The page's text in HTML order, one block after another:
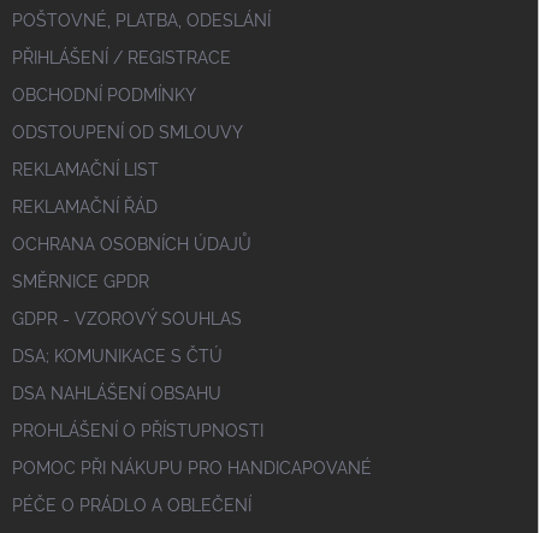
POŠTOVNÉ, PLATBA, ODESLÁNÍ
PŘIHLÁŠENÍ / REGISTRACE
OBCHODNÍ PODMÍNKY
ODSTOUPENÍ OD SMLOUVY
REKLAMAČNÍ LIST
REKLAMAČNÍ ŘÁD
OCHRANA OSOBNÍCH ÚDAJŮ
SMĚRNICE GPDR
GDPR - VZOROVÝ SOUHLAS
DSA; KOMUNIKACE S ČTÚ
DSA NAHLÁŠENÍ OBSAHU
PROHLÁŠENÍ O PŘÍSTUPNOSTI
POMOC PŘI NÁKUPU PRO HANDICAPOVANÉ
PÉČE O PRÁDLO A OBLEČENÍ